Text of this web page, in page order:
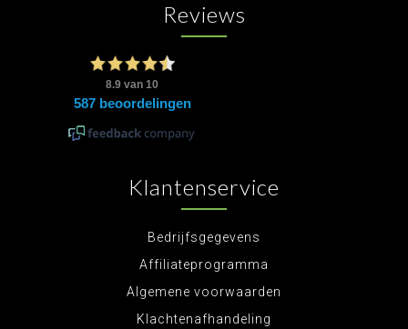
Reviews
Klantenservice
Bedrijfsgegevens
Affiliateprogramma
Algemene voorwaarden
Klachtenafhandeling